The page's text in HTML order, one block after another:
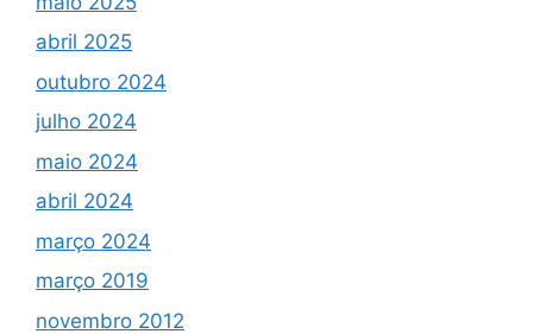
abril 2025
outubro 2024
julho 2024
maio 2024
abril 2024
março 2024
março 2019
novembro 2012